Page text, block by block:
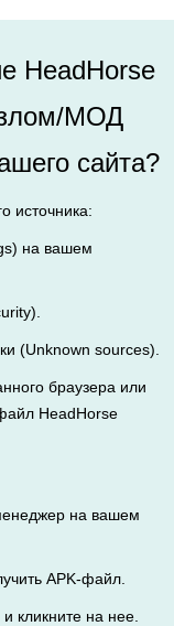
HeadHorse
МОД
сайта?
источника:
на вашем
(Unknown sources).
браузера или
HeadHorse
на вашем
APK-файл.
кликните на нее.